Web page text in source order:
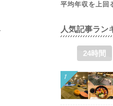
平均年収を上回
人気記事ラン
24時間